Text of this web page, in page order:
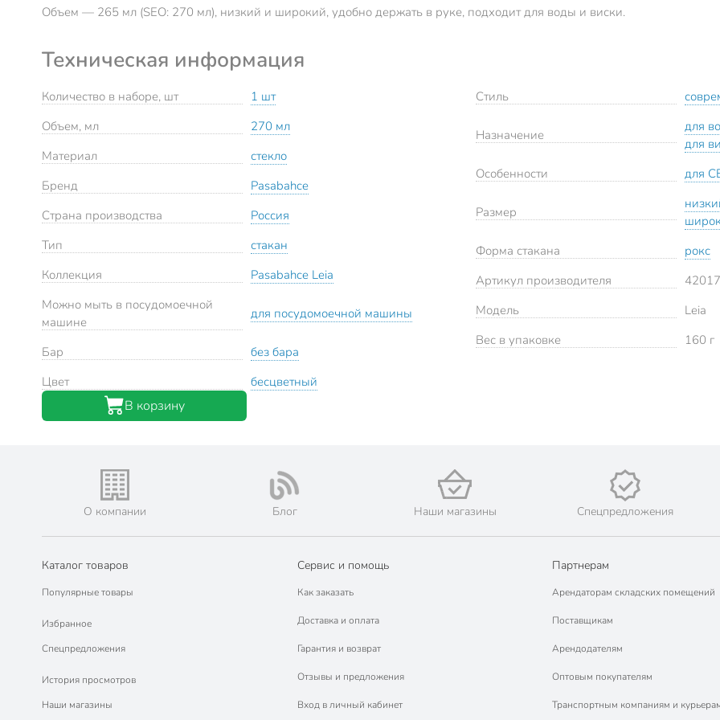
Объем — 265 мл (SEO: 270 мл), низкий и широкий, удобно держать в руке, подходит для воды и виски.
Техническая информация
Количество в наборе, шт
1 шт
Объем, мл
270 мл
Материал
стекло
Бренд
Pasabahce
Страна производства
Россия
Тип
стакан
Коллекция
Pasabahce Leia
Можно мыть в посудомоечной
машине
для посудомоечной машины
Бар
без бара
Цвет
бесцветный
Стиль
Назначение
для
для
Особенности
для
Размер
Форма стакана
рокс
Артикул производителя
Модель
Leia
Вес в упаковке
160 г
В корзину
О компании Блог Наши магазины Спецпредложения
Каталог товаров
Популярные товары
Избранное
Спецпредложения
История просмотров
Наши магазины
Сервис и помощь
Как заказать
Доставка и оплата
Гарантия и возврат
Отзывы и предложения
Вход в личный кабинет
Партнерам
Арендаторам складских помещений
Поставщикам
Арендодателям
Оптовым покупателям
Транспортным компаниям и